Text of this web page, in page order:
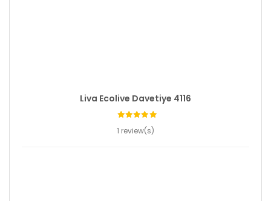
Liva Ecolive Davetiye 4116
1 review(s)